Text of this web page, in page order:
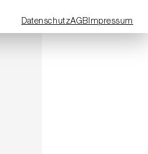
DatenschutzAGBImpressum